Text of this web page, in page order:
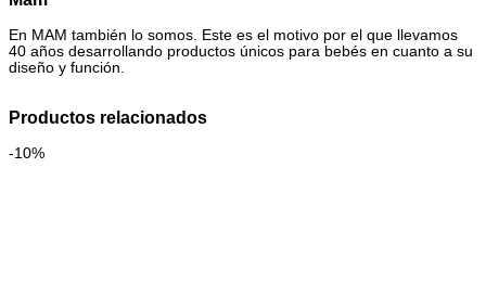
En MAM también lo somos. Este es el motivo por el que llevamos
40 años desarrollando productos únicos para bebés en cuanto a su
diseño y función.
Productos relacionados
-10%